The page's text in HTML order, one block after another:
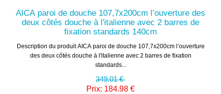
AICA paroi de douche 107,7x200cm l’ouverture des
deux côtés douche à l'italienne avec 2 barres de
fixation standards 140cm
Description du produit AICA paroi de douche 107,7x200cm l’ouverture
des deux côtés douche à l'italienne avec 2 barres de fixation
standards...
349.01 €
Prix: 184.98 €